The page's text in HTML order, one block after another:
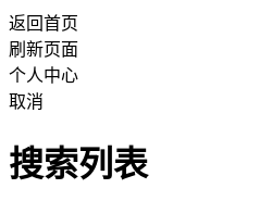
返回首页
刷新页面
个人中心
取消
搜索列表